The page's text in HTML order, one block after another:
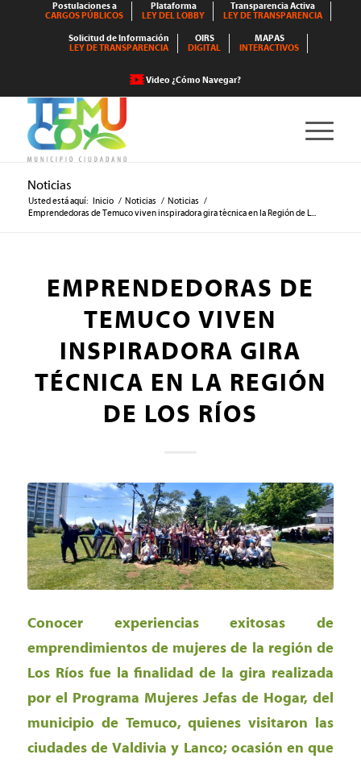
Postulaciones a
CARGOS PÚBLICOS
Plataforma
LEY DEL LOBBY
Transparencia Activa
LEY DE TRANSPARENCIA
Solicitud de Información
LEY DE TRANSPARENCIA
OIRS
DIGITAL
MAPAS
INTERACTIVOS
Video ¿Cómo Navegar?
Noticias
Usted está aquí: Inicio / Noticias / Noticias /
Emprendedoras de Temuco viven inspiradora gira técnica en la Región de L...
EMPRENDEDORAS DE
TEMUCO VIVEN
INSPIRADORA GIRA
TÉCNICA EN LA REGIÓN
DE LOS RÍOS
Conocer experiencias exitosas de
emprendimientos de mujeres de la región de
Los Ríos fue la finalidad de la gira realizada
por el Programa Mujeres Jefas de Hogar, del
municipio de Temuco, quienes visitaron las
ciudades de Valdivia y Lanco; ocasión en que